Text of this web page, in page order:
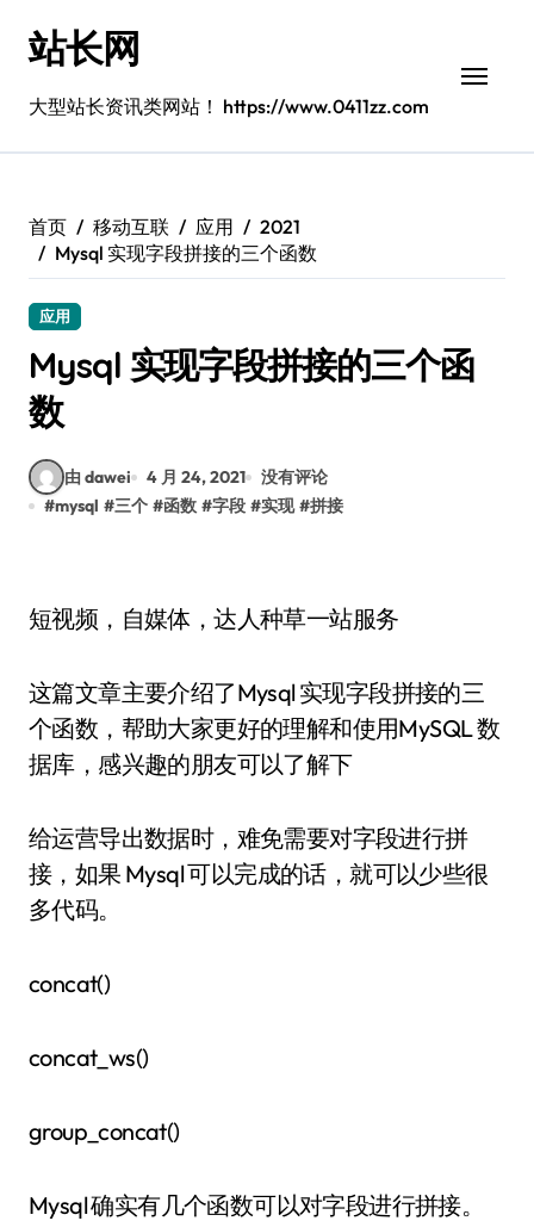
站长网
大型站长资讯类网站！ https://www.0411zz.com
首页 移动互联 应用
2021
Mysql 实现字段拼接的三个函数
应用
Mysql 实现字段拼接的三个函
数
由 dawei 4 月 24, 2021
没有评论
#mysql #三个 #函数 #字段 #实现 #拼接
短视频，自媒体，达人种草一站服务
这篇文章主要介绍了Mysql 实现字段拼接的三
个函数，帮助大家更好的理解和使用MySQL 数
据库，感兴趣的朋友可以了解下
给运营导出数据时，难免需要对字段进行拼
接，如果 Mysql 可以完成的话，就可以少些很
多代码。
concat()
concat_ws()
group_concat()
Mysql 确实有几个函数可以对字段进行拼接。